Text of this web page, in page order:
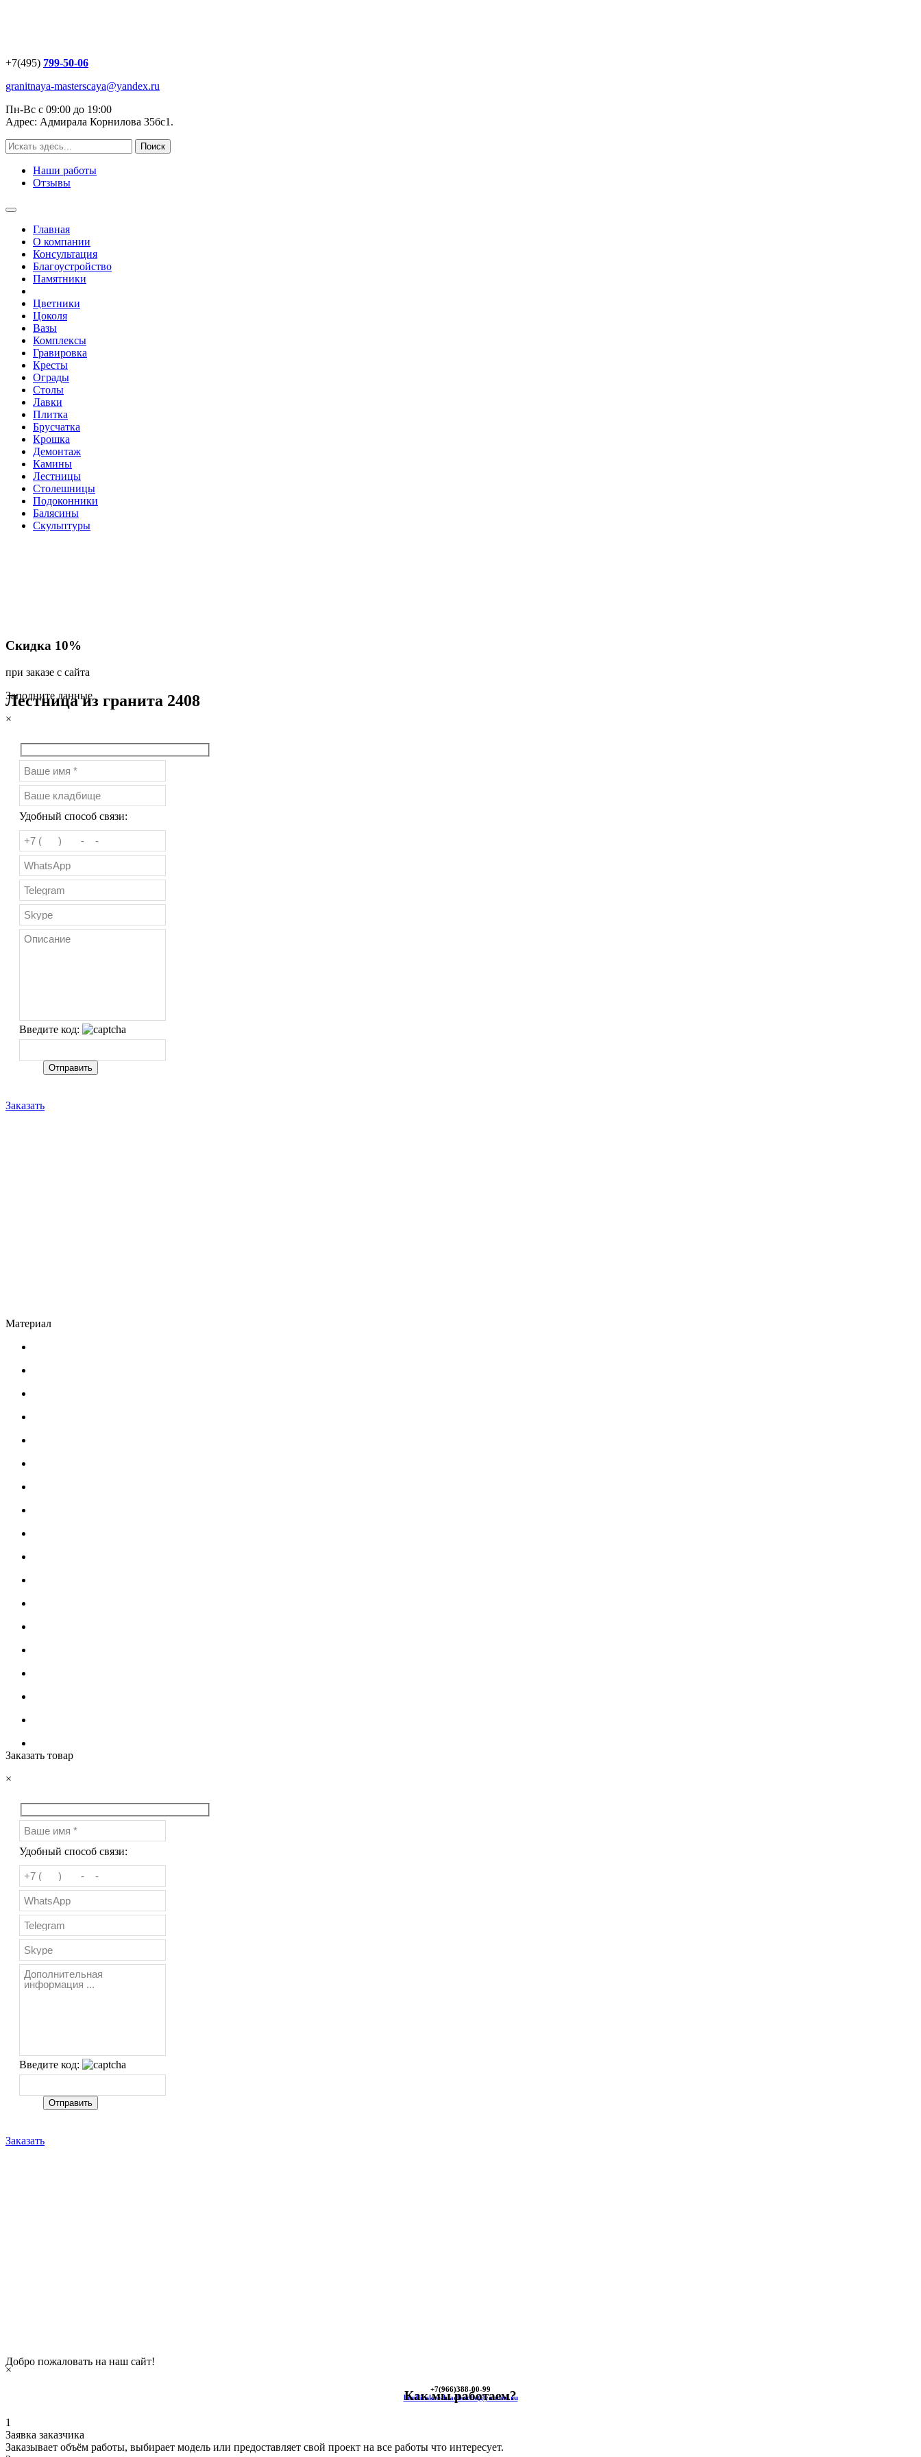
+7(495) 799-50-06
granitnaya-masterscaya@yandex.ru
Пн-Вс с 09:00 до 19:00
Адрес: Адмирала Корнилова 35бс1.
Наши работы
Отзывы
Главная
О компании
Консультация
Благоустройство
Памятники
Цветники
Цоколя
Вазы
Комплексы
Гравировка
Кресты
Ограды
Столы
Лавки
Плитка
Брусчатка
Крошка
Демонтаж
Камины
Лестницы
Столешницы
Подоконники
Балясины
Скульптуры
Скидка 10%
при заказе с сайта
Лестница из гранита 2408
Заполните данные
×
Удобный способ связи:
Введите код:
Заказать
Материал
Заказать товар
×
Удобный способ связи:
Введите код:
Заказать
Добро пожаловать на наш сайт!
+7(966)388-00-99
himkinskoe-kladbische@yandex.ru
×
Как мы работаем?
1
Заявка заказчика
Заказывает объём работы, выбирает модель или предоставляет свой проект на все работы что интересует.